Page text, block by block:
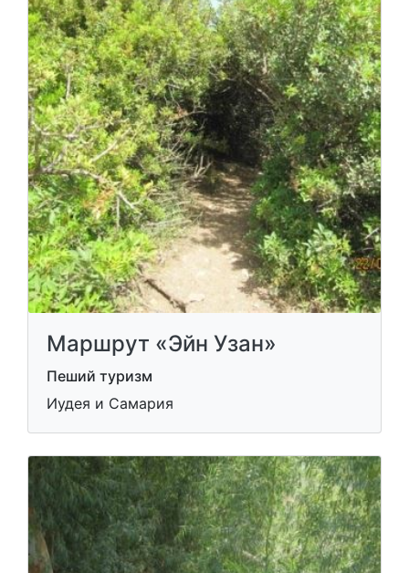
Маршрут «Эйн Узан»
Пеший туризм
Иудея и Самария